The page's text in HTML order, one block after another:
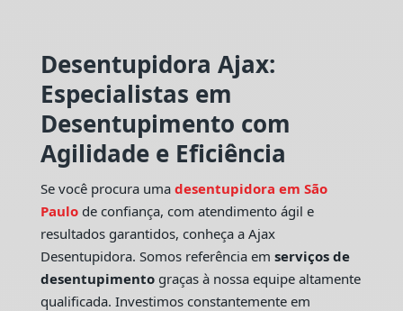
Desentupidora Ajax:
Especialistas em
Desentupimento com
Agilidade e Eficiência
Se você procura uma desentupidora em São
Paulo de confiança, com atendimento ágil e
resultados garantidos, conheça a Ajax
Desentupidora. Somos referência em serviços de
desentupimentograças à nossa equipe altamente
qualificada. Investimos constantemente em